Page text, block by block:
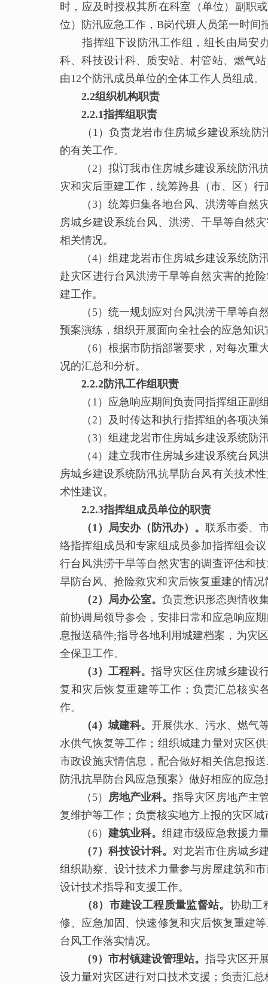
时，应及时授权其所在科室（单位）副职
位）防汛应急工作，B岗代班人员第一时间
指挥组下设防汛工作组，组长由局安办
科、科技设计科、质安站、村管站、燃气
由12个防汛成员单位的全体工作人员组成。
2.2组织机构职责
2.2.1指挥组职责
（1）负责龙岩市住房城乡建设系统防
的有关工作。
（2）拟订我市住房城乡建设系统防汛抗
灾和灾后重建工作，统筹跨县（市、区）
（3）统筹归集各地台风、洪涝等自然灾
房城乡建设系统台风、洪涝、干旱等自然
相关情况。
（4）组建龙岩市住房城乡建设系统防汛
赴灾区进行台风洪涝干旱等自然灾害的抢
建工作。
（5）统一规划应对台风洪涝干旱等自然
预案演练，组织开展面向全社会的应急知识
（6）根据市防指部署要求，对每次重大
况的汇总和分析。
2.2.2防汛工作组职责
（1）应急响应期间负责同指挥组正副
（2）及时传达和执行指挥组的各项决
（3）组建龙岩市住房城乡建设系统防汛
（4）建立我市住房城乡建设系统台风洪
房城乡建设系统防汛抗旱防台风有关技术
术性建议。
2.2.3指挥组成员单位的职责
（1） 局安办（防汛办） 。联系市委、
络指挥组成员和专家组成员参加指挥组会
行台风洪涝干旱等自然灾害的调查评估和
旱防台风、抢险救灾和灾后恢复重建的情况
（2）局办公室。负责意识形态舆情收
前协调局领导参会，安排日常和应急响应
息报送稿件;指导各地利用城建档案，为灾
全保卫工作。
（3）工程科。指导灾区住房城乡建设
复和灾后恢复重建等工作；负责汇总核实
作。
（4）城建科。开展供水、污水、燃气
水供气恢复等工作；组织城建力量对灾区
市政设施灾情信息，配合做好相关信息报
防汛抗旱防台风应急预案》做好相应的应急
（5） 房地产业科。指导灾区房地产主
复维护等工作；负责核实地方上报的灾区
（6） 建筑业科。 组建市级应急救援力
（7）科技设计科。对龙岩市住房城乡
组织勘察、设计技术力量参与房屋建筑和
设计技术指导和支援工作。
（8）市建设工程质量监督站。 协助工
修、应急加固、快速修复和灾后恢复重建
台风工作落实情况。
（9）市村镇建设管理站。指导灾区开
设力量对灾区进行对口技术支援；负责汇